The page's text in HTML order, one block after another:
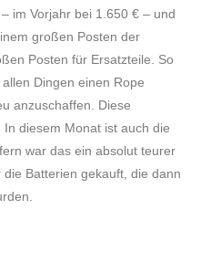
im Vorjahr bei 1.650 € – und
großen Posten der
Posten für Ersatzteile. So
Dingen einen Rope
anzuschaffen. Diese
diesem Monat ist auch die
war das ein absolut teurer
Batterien gekauft, die dann